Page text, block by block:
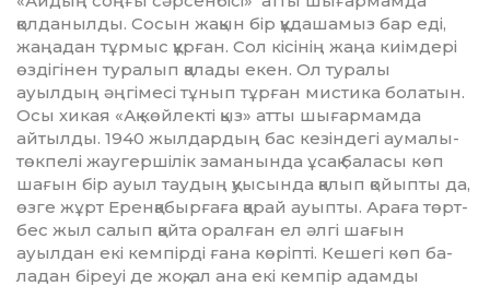
қолданылды. Сосын жақын бір құ­дашамыз бар еді,
жаңадан тұр­мыс құрған. Сол кісінің жаңа киім­дері
өзді­гінен туралып қалады екен. Ол туралы
ауылдың әңгімесі тұнып тұрған мистика болатын.
Осы хикая «Ақ көйлекті қыз» атты шығар­мамда
айтылды. 1940 жыл­дар­дың бас кезіндегі аумалы-
төк­пелі жау­гершілік заманында ұсақ баласы көп
шағын бір ауыл таудың қуы­сында қалып қойыпты да,
өзге жұрт Еренқабырғаға қарай ауыпты. Араға төрт-
бес жыл салып қай­та орал­ған ел әлгі шағын
ауылдан екі кем­пірді ғана көріпті. Кешегі көп ба­
ладан біреуі де жоқ, ал ана екі кем­пір адамды